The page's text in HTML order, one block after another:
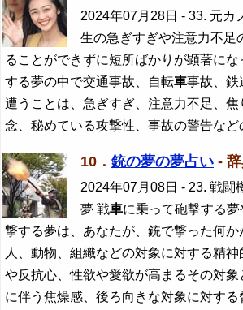
2024年07月28日 - 33. 元カ
生の急ぎすぎや注意力不足
ることができずに短所ばかりが顕著に
する夢の中で交通事故、自転車事故、鉄
遭うことは、急ぎすぎ、注意力不足、
念、秘めている攻撃性、事故の警告など
10． 銃の夢の夢占い -
2024年07月08日 - 23. 戦闘
夢 戦車に乗って砲撃する
撃する夢は、あなたが、銃で撃った何
人、動物、組織などの対象に対する精
や反抗心、性欲や愛欲が高まるその対
に伴う焦燥感、後ろ向きな対象に対する